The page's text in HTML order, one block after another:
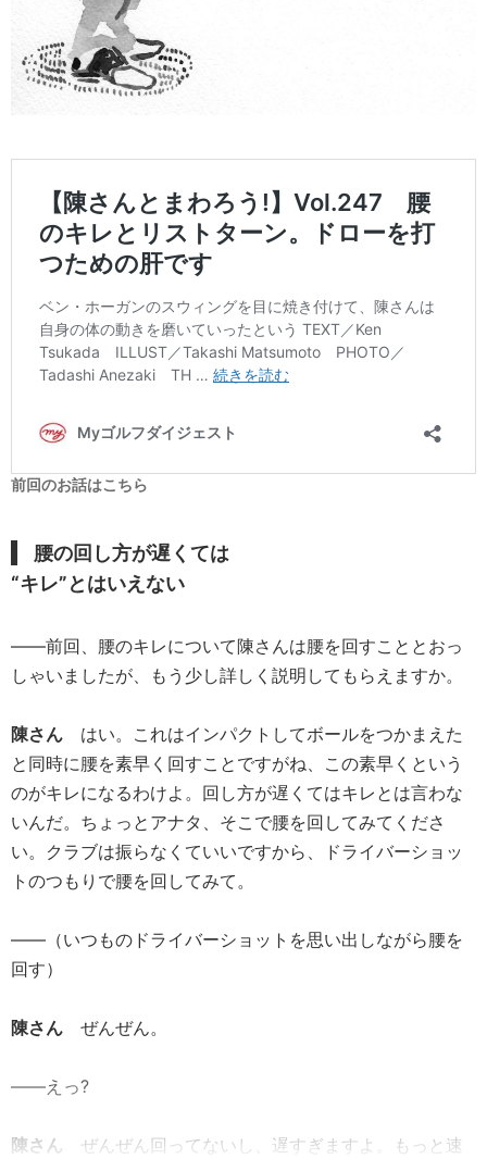
前回のお話はこちら
腰の回し方が遅くては
“キレ”とはいえない
――前回、腰のキレについて陳さんは腰を回すこととおっ
しゃいましたが、もう少し詳しく説明してもらえますか。
陳さん はい。これはインパクトしてボールをつかまえた
と同時に腰を素早く回すことですがね、この素早くという
のがキレになるわけよ。回し方が遅くてはキレとは言わな
いんだ。ちょっとアナタ、そこで腰を回してみてくださ
い。クラブは振らなくていいですから、ドライバーショッ
トのつもりで腰を回してみて。
――（いつものドライバーショットを思い出しながら腰を
回す）
陳さん ぜんぜん。
――えっ?
陳さん ぜんぜん回ってないし、遅すぎますよ。もっと速